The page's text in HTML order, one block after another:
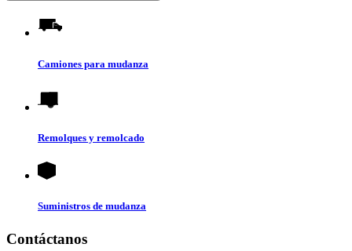
Camiones para mudanza
Remolques y remolcado
Suministros de mudanza
Contáctanos